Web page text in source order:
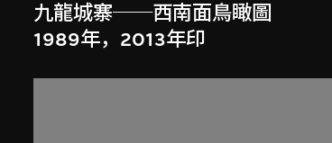
九龍城寨──西南面鳥瞰圖
1989年，2013年印